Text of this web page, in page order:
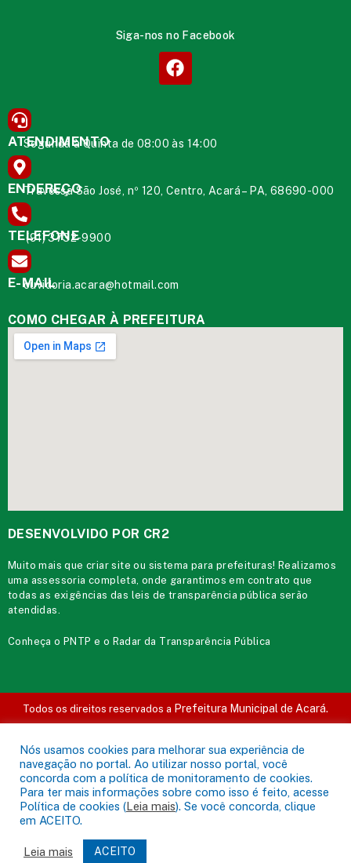
Siga-nos no Facebook
ATENDIMENTO
Segunda à Quinta de 08:00 às 14:00
ENDEREÇO
Travessa São José, nº 120, Centro, Acará – PA, 68690-000
TELEFONE
(91) 3732-9900
E-MAIL
ouvidoria.acara@hotmail.com
COMO CHEGAR À PREFEITURA
DESENVOLVIDO POR CR2
Muito mais quecriar site ou sistema para prefeituras! Realizamos
uma assessoria completa, onde garantimos em contrato que
todas as exigências das leis de transparência pública serão
atendidas.
Conheça oPNTP e o Radar da Transparência Pública
Todos os direitos reservados a Prefeitura Municipal de Acará.
Nós usamos cookies para melhorar sua experiência de
navegação no portal. Ao utilizar nosso portal, você
concorda com a política de monitoramento de cookies.
Para ter mais informações sobre como isso é feito, acesse
Política de cookies (Leia mais). Se você concorda, clique
em ACEITO.
Leia mais ACEITO